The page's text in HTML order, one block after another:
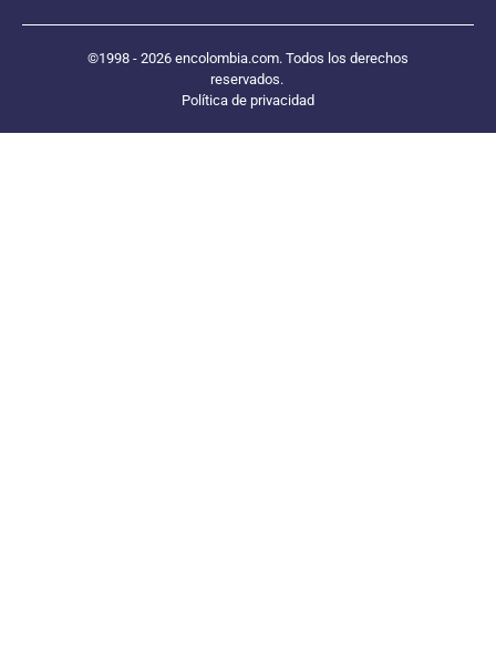
©1998 - 2026 encolombia.com. Todos los derechos
reservados.
Política de privacidad